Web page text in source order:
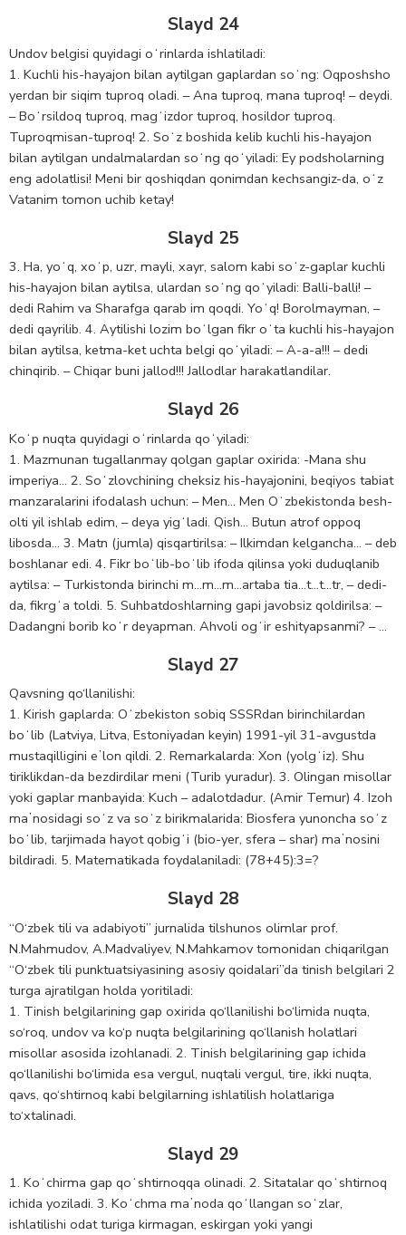
Slayd 24
Undov belgisi quyidagi oʻrinlarda ishlatiladi:
1. Kuchli his-hayajon bilan aytilgan gaplardan soʻng: Oqposhsho
yerdan bir siqim tuproq oladi. – Ana tuproq, mana tuproq! – deydi.
– Boʻrsildoq tuproq, magʻizdor tuproq, hosildor tuproq.
Tuproqmisan-tuproq! 2. Soʻz boshida kelib kuchli his-hayajon
bilan aytilgan undalmalardan soʻng qoʻyiladi: Ey podsholarning
eng adolatlisi! Meni bir qoshiqdan qonimdan kechsangiz-da, oʻz
Vatanim tomon uchib ketay!
Slayd 25
3. Ha, yoʻq, xoʻp, uzr, mayli, xayr, salom kabi soʻz-gaplar kuchli
his-hayajon bilan aytilsa, ulardan soʻng qoʻyiladi: Balli-balli! –
dedi Rahim va Sharafga qarab im qoqdi. Yoʻq! Borolmayman, –
dedi qayrilib. 4. Aytilishi lozim boʻlgan fikr oʻta kuchli his-hayajon
bilan aytilsa, ketma-ket uchta belgi qoʻyiladi: – A-a-a!!! – dedi
chinqirib. – Chiqar buni jallod!!! Jallodlar harakatlandilar.
Slayd 26
Koʻp nuqta quyidagi oʻrinlarda qoʻyiladi:
1. Mazmunan tugallanmay qolgan gaplar oxirida: -Mana shu
imperiya… 2. Soʻzlovchining cheksiz his-hayajonini, beqiyos tabiat
manzaralarini ifodalash uchun: – Men… Men Oʻzbekistonda besh-
olti yil ishlab edim, – deya yigʻladi. Qish… Butun atrof oppoq
libosda… 3. Matn (jumla) qisqartirilsa: – Ilkimdan kelgancha… – deb
boshlanar edi. 4. Fikr boʻlib-boʻlib ifoda qilinsa yoki duduqlanib
aytilsa: – Turkistonda birinchi m…m…m…artaba tia…t…t…tr, – dedi-
da, fikrgʻa toldi. 5. Suhbatdoshlarning gapi javobsiz qoldirilsa: –
Dadangni borib koʻr deyapman. Ahvoli ogʻir eshityapsanmi? – …
Slayd 27
Qavsning qo‘llanilishi:
1. Kirish gaplarda: Oʻzbekiston sobiq SSSRdan birinchilardan
boʻlib (Latviya, Litva, Estoniyadan keyin) 1991-yil 31-avgustda
mustaqilligini eʼlon qildi. 2. Remarkalarda: Xon (yolgʻiz). Shu
tiriklikdan-da bezdirdilar meni (Turib yuradur). 3. Olingan misollar
yoki gaplar manbayida: Kuch – adalotdadur. (Amir Temur) 4. Izoh
maʼnosidagi soʻz va soʻz birikmalarida: Biosfera yunoncha soʻz
boʻlib, tarjimada hayot qobigʻi (bio-yer, sfera – shar) maʼnosini
bildiradi. 5. Matematikada foydalaniladi: (78+45):3=?
Slayd 28
“O‘zbek tili va adabiyoti” jurnalida tilshunos olimlar prof.
N.Mahmudov, A.Madvaliyev, N.Mahkamov tomonidan chiqarilgan
“O‘zbek tili punktuatsiyasining asosiy qoidalari”da tinish belgilari 2
turga ajratilgan holda yoritiladi:
1. Tinish belgilarining gap oxirida qo‘llanilishi bo‘limida nuqta,
so‘roq, undov va ko‘p nuqta belgilarining qo‘llanish holatlari
misollar asosida izohlanadi. 2. Tinish belgilarining gap ichida
qo‘llanilishi bo‘limida esa vergul, nuqtali vergul, tire, ikki nuqta,
qavs, qo‘shtirnoq kabi belgilarning ishlatilish holatlariga
to‘xtalinadi.
Slayd 29
1. Koʻchirma gap qoʻshtirnoqqa olinadi. 2. Sitatalar qoʻshtirnoq
ichida yoziladi. 3. Koʻchma maʼnoda qoʻllangan soʻzlar,
ishlatilishi odat turiga kirmagan, eskirgan yoki yangi